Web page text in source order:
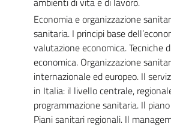
Economia e organizzazione
sanitaria. I principi base
valutazione economica. Tecniche
economica. Organizzazione
internazionale ed europeo. Il
in Italia: il livello centrale,
programmazione sanitaria. Il
Piani sanitari regionali. Il